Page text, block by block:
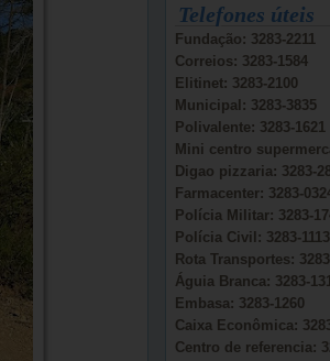
Telefones úteis
Fundação: 3283-2211
Correios: 3283-1584
Elitinet: 3283-2100
Municipal: 3283-3835
Polivalente: 3283-1621
Mini centro
Digao pizzaria: 3283-
Farmacenter: 3283-
Polícia Militar: 3283-
Polícia Civil: 3283-1113
Rota Transportes:
Águia Branca: 3283-
Embasa: 3283-1260
Caixa Econômica:
Centro de referencia: